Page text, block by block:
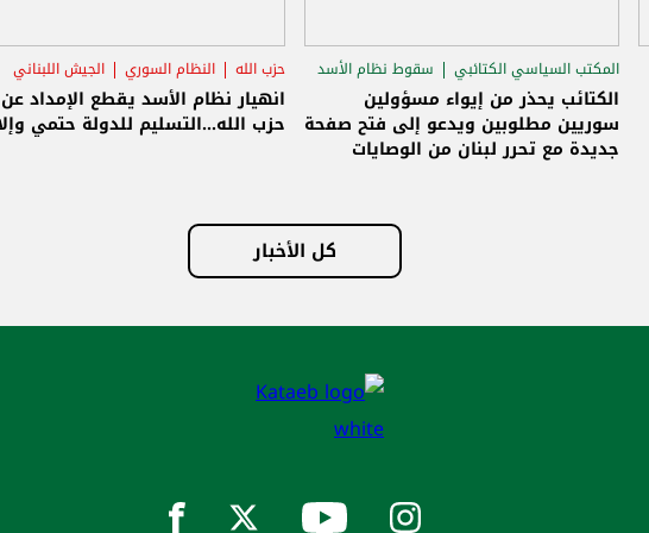
المكتب السياسي الكتائبي
سقوط نظام الأسد
الاستحقاق الرئاسي
الكتائب يحذر من إيواء مسؤولين
سوريين مطلوبين ويدعو إلى فتح صفحة
جديدة مع تحرر لبنان من الوصايات
حزب الله النظام السوري الجيش اللبناني
انهيار نظام الأسد يقطع الإمداد عن
حزب الله...التسليم للدولة حتمي
كل الأخبار